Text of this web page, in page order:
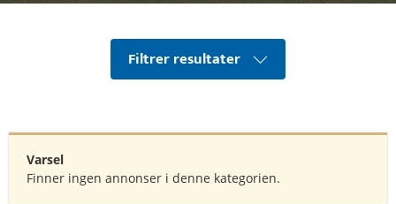
Filtrer resultater
Varsel
Finner ingen annonser i denne kategorien.